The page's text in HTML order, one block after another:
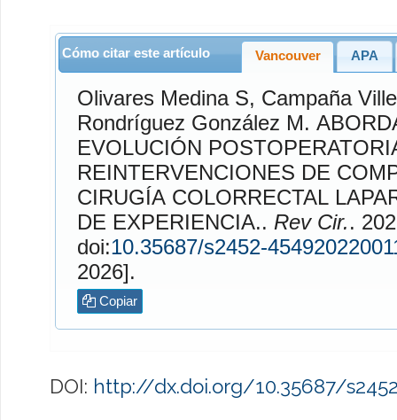
Cómo citar este artículo Vancouver APA
Olivares MedinaS, Campaña
Rondríguez González M. ABORDAJE QUIRÚRGICO Y
EVOLUCIÓN
REINTERVENCIONES DE
CIRUGÍA COLORRECTAL
DE EXPERIENCIA.. Rev Cir..
doi:10.35687/s2452-
2026].
Copiar
DOI: http://dx.doi.org/10.35687/